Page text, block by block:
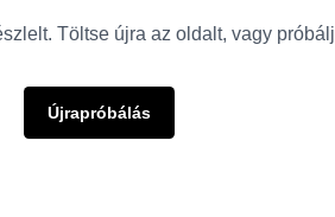
Töltse újra az oldalt, vagy
Újrapróbálás